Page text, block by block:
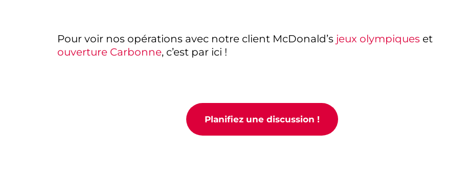
Pour voir nos opérations avec notre client McDonald’s jeux olympiques et
ouverture Carbonne, c’est par ici !
Planifiez une discussion !